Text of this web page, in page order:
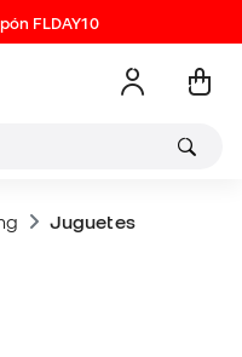
FLDAY10
Juguetes